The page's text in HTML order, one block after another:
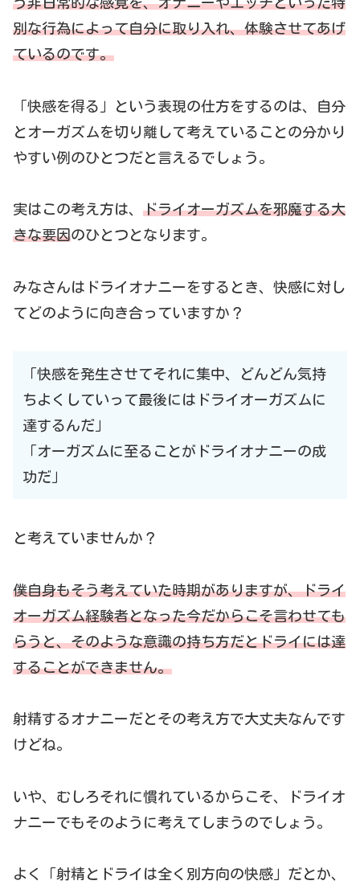
別な行為によって自分に取り入れ、体験させてあげ
ているのです。
「快感を得る」という表現の仕方をするのは、自分
とオーガズムを切り離して考えていることの分かり
やすい例のひとつだと言えるでしょう。
実はこの考え方は、 ドライオーガズムを邪魔する大
きな要因のひとつとなります。
みなさんはドライオナニーをするとき、快感に対し
てどのように向き合っていますか？
「快感を発生させてそれに集中、どんどん気持
ちよくしていって最後にはドライオーガズムに
達するんだ」
「オーガズムに至ることがドライオナニーの成
功だ」
と考えていませんか？
僕自身もそう考えていた時期がありますが、ドライ
オーガズム経験者となった今だからこそ言わせても
らうと、そのような意識の持ち方だとドライには達
することができません。
射精するオナニーだとその考え方で大丈夫なんです
けどね。
いや、むしろそれに慣れているからこそ、ドライオ
ナニーでもそのように考えてしまうのでしょう。
よく「射精とドライは全く別方向の快感」だとか、